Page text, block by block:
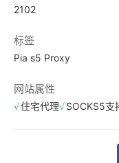
2102
标签
Pia s5 Proxy
网站属性
住宅代理 SOCKS5支